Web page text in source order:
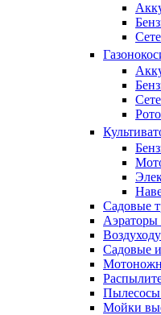
Садовые
Аэраторы
Садовые
Мойки